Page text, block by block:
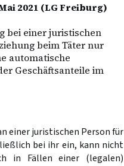
Mai 2021 (LG Freiburg)
bei einer juristischen
beim Täter nur
automatische
Geschäftsanteile im
einer juristischen Person für
bei ihr ein, kann nicht
in Fällen einer (legalen)